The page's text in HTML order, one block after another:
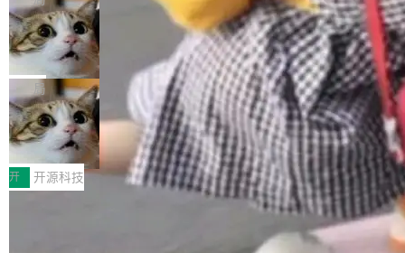
现实 过去两年，CIO们的焦虑清单上多了两项：
一是如何让大模型和智能体应用安全地从PoC走
向生产，二是如何让测试团队跟得上AI应用...
设置，如果用布尔值 + 可空字段来表示——bool
ean 表示是否可切换，nullable 的默认模式、浅
色方案、深色方案——会产生大量无意义的组
合。方案缺了、配置冲突了、全 null 了。要知道
哪些组合有效，作者说，你得靠"文档、校验、或
者部落知识"。 换个写法。Rust 的 enum，两个
变体：Switchable...
个"AI 知识库 + 聊天机器人"——每个大厂都在
做，没什么新鲜的。 但 Kenton Varda 在 Twitte
r 上把事情说清楚了： 今天我们发布了 Cloudfla
re OS，一个带连接器的聊天机器人，跟其他所
有科技公司做的一样。只不过，实际上它不一
样。这是 Sandstorm.io 的重制版，我十年前的
那个创业公司。不同的是，这次它构建在 Cloudf
lare Workers 上——我花了九年时间搭建的平台
——并且深度集成了 AI。这基本上是我十年秘密
Deno 团队开源 Celld，可自托管的分
布式 Durable Objects
Ryan Dahl 领导的 Deno 团队推出了最新开源项
目 Celld，一个能在自己机器上运行 Cloudflare
Workers 和 Durable Objects 的守护进程。 设
计思路很直接：每个对象是一个独立的 SQLite
数据库，按名称寻址，复制到你自己的 S3 兼容
存储库里。节点之间只通过这个存储库协调——
没有控制平面，没有共识协议。每个对象自带一
个小型数据库，应用天然按分片构建，单个数据
库的竞争和爆炸半径问题在设计层面就被消除
局
鲁大师7月新机性能/流畅/AI榜：vivo夺
性能、流畅双第一，三星Galaxy Z系列
新折叠缺席
2026年7月的手机市场，由于存储等硬件成本暴
增，手机厂商的日子也不好过啊，新机速度明显
放缓，因此硝烟味淡了许多。新机参数规格除开
高价的三星折叠（三星Galaxy Z Fold8 Ultra / Z
Fold8 / Z Flip8）外，其余要么是中低端机器，
开 开源科技
Zed 编辑器团队发布了新项目——DeltaDB，一